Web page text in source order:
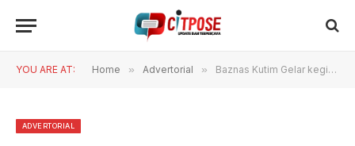
YOU ARE AT: Home » Advertorial » Baznas Kutim Gelar kegiatan Kutim Berzakat, Dirangkai Penyerahan 3.320 Paket Bantuan dari PT KPC
ADVERTORIAL